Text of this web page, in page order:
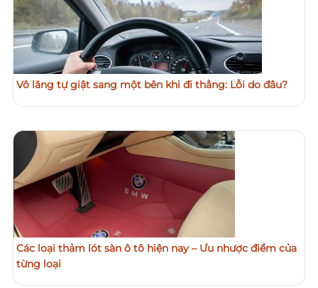
Vô lăng tự giật sang một bên khi đi thẳng: Lỗi do đâu?
Các loại thảm lót sàn ô tô hiện nay – Ưu nhược điểm của
từng loại